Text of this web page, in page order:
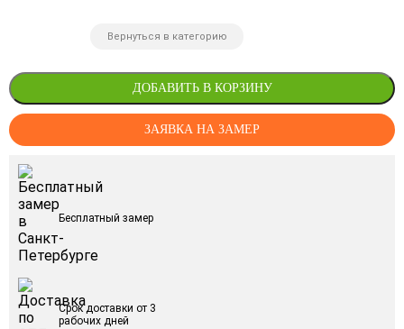
Вернуться в категорию
ДОБАВИТЬ В КОРЗИНУ
ЗАЯВКА НА ЗАМЕР
Бесплатный замер
Срок доставки от 3
рабочих дней